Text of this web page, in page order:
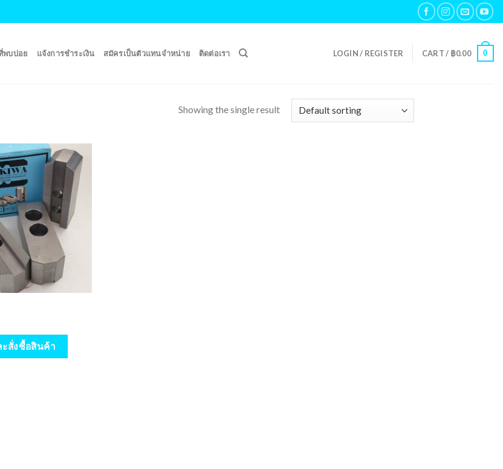
พบบ่อย แจ้งการชำระเงิน สมัครเป็นตัวแทนจำหน่าย ติดต่อเรา LOGIN / REGISTER CART / ฿0.00 0
Showing the single result
สั่งซื้อสินค้า